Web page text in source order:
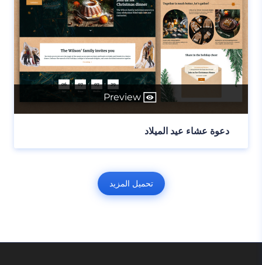
Preview
دعوة عشاء عيد الميلاد
تحميل المزيد